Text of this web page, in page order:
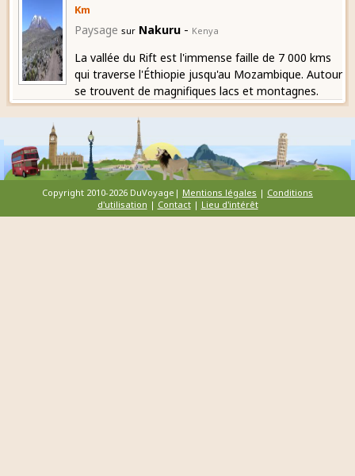
Km
Paysage sur Nakuru- Kenya
La vallée du Rift est l'immense faille de 7 000 kms
qui traverse l'Éthiopie jusqu'au Mozambique. Autour
se trouvent de magnifiques lacs et montagnes.
Copyright 2010-2026 DuVoyage| Mentions légales | Conditions
d'utilisation | Contact| Lieu d'intérêt